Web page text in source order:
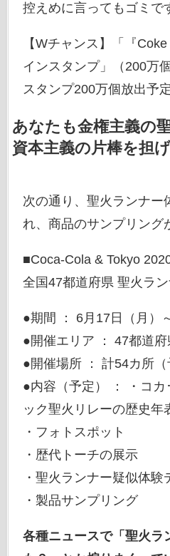
控えめに言ってもゴミで
【Wチャンス】「『
インスタンプ」（200万個
スタンプ200万個放出予定
あなたも金権主義の
資本主義の片棒を担
次の通り、聖火ランナー
れ、商品のサンプリング
■Coca-Cola & Tokyo
全国47都道府県 聖火ラ
●期間 ： 6月17日（月）
●開催エリア ： 47都道府
●開催場所 ： 計54カ所（
●内容（予定） ： ・コ
ック聖火リレーの歴史年
・フォトスポット
・歴代トーチの展示
・聖火ランナー疑似体験
・製品サンプリング
各種ニュースで「聖火ラ